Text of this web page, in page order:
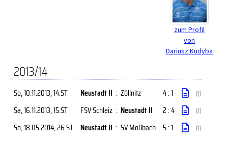
zum Profil
von
Dariusz Kudyba
2013/14
So, 10.11.2013, 14.ST Neustadt II : Zöllnitz 4 : 1 (1)
Sa, 16.11.2013, 15.ST FSV Schleiz : Neustadt II 2 : 4 (1)
So, 18.05.2014, 26.ST Neustadt II : SV Moßbach 5 : 1 (1)